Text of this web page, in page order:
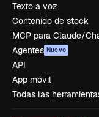
Texto a voz
Contenido de stock
MCP para Claude/
Agentes Nuevo
API
App móvil
Todas las